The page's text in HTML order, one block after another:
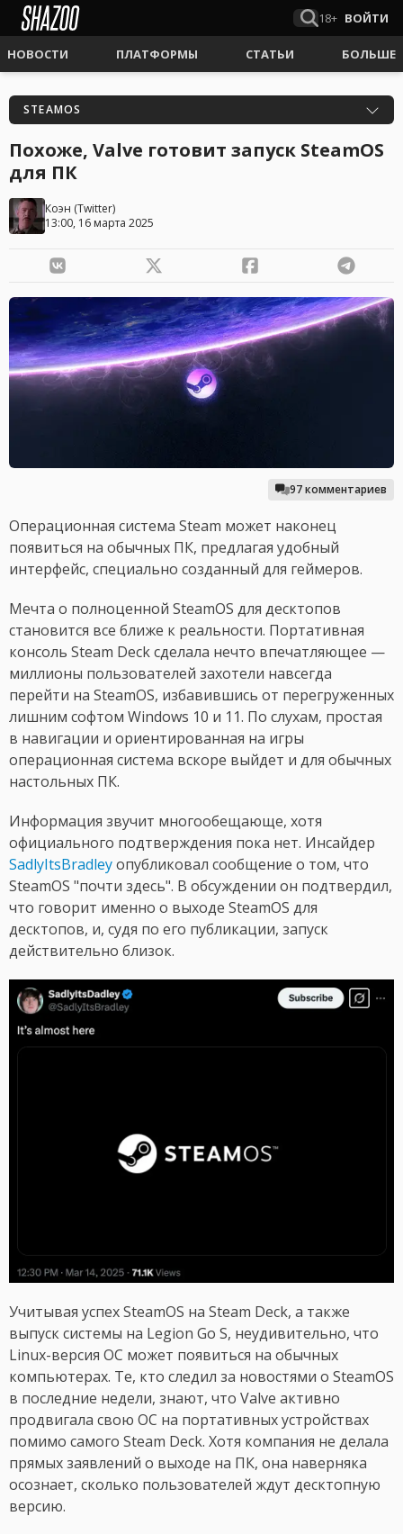
18+ ВОЙТИ
НОВОСТИ ПЛАТФОРМЫ СТАТЬИ БОЛЬШЕ
STEAMOS
Похоже, Valve готовит запуск SteamOS
для ПК
Коэн (Twitter)
13:00, 16 марта 2025
97 комментариев
Операционная система Steam может наконец
появиться на обычных ПК, предлагая удобный
интерфейс, специально созданный для геймеров.
Мечта о полноценной SteamOS для десктопов
становится все ближе к реальности. Портативная
консоль Steam Deck сделала нечто впечатляющее —
миллионы пользователей захотели навсегда
перейти на SteamOS, избавившись от перегруженных
лишним софтом Windows 10 и 11. По слухам, простая
в навигации и ориентированная на игры
операционная система вскоре выйдет и для обычных
настольных ПК.
Информация звучит многообещающе, хотя
официального подтверждения пока нет. Инсайдер
SadlyItsBradleyопубликовал сообщение о том, что
SteamOS "почти здесь". В обсуждении он подтвердил,
что говорит именно о выходе SteamOS для
десктопов, и, судя по его публикации, запуск
действительно близок.
Учитывая успех SteamOS на Steam Deck, а также
выпуск системы на Legion Go S, неудивительно, что
Linux-версия ОС может появиться на обычных
компьютерах. Те, кто следил за новостями о SteamOS
в последние недели, знают, что Valve активно
продвигала свою ОС на портативных устройствах
помимо самого Steam Deck. Хотя компания не делала
прямых заявлений о выходе на ПК, она наверняка
осознает, сколько пользователей ждут десктопную
версию.